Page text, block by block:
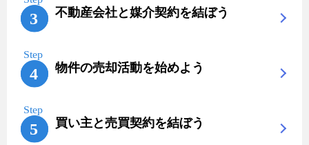
不動産会社と媒介契約を結ぼう
物件の売却活動を始めよう
買い主と売買契約を結ぼう